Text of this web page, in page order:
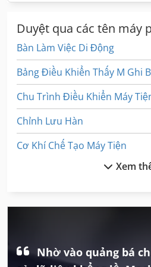
Duyệt qua các tên máy
Bàn Làm Việc Di Động
Bảng Điều Khiển Thấy M Ghi
Chu Trình Điều Khiển Máy
Chỉnh Lưu Hàn
Cơ Khí Chế Tạo Máy Tiện
Máy Tiện Chính Xác
Xem
Nhờ vào quảng bá